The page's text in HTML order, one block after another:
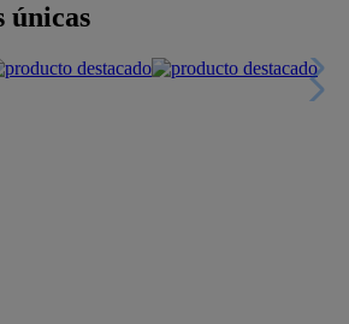
únicas